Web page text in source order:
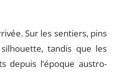
Sur les sentiers, pins
tandis que les
depuis l’époque austro-